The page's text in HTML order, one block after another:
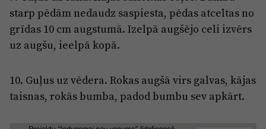
starp pēdām nedaudz saspiesta, pēdas atceltas no
grīdas 10 cm augstumā. Izelpā augšējo celi izvērs
uz augšu, ieelpā kopā.
10. Guļus uz vēdera. Rokas augšā virs galvas, kājas
taisnas, rokās bumba, padod bumbu sev apkārt.